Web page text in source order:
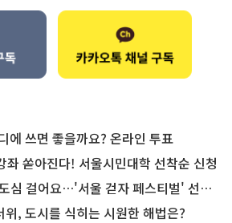
에 쓰면 좋을까요? 온라인 투표
좌 쏟아진다! 서울시민대학 선착순 신청
걸어요…'서울 걷자 페스티벌' 선착순 5천명
위, 도시를 식히는 시원한 해법은?